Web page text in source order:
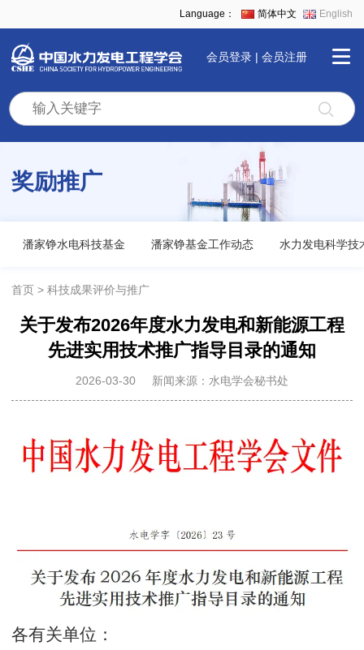
Language： 简体中文 English
会员登录 | 会员注册
页
学
景
励
奖励推广
潘家铮水电科技基金 潘家铮基金工作动态 水力发电科学
首页 科技成果评价与推广
关于发布2026年度水力发电和新能源工程
先进实用技术推广指导目录的通知
2026-03-30 新闻来源：水电学会秘书处
各有关单位 ：